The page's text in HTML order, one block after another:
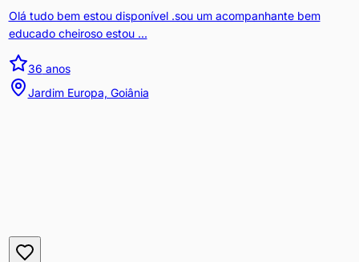
Olá tudo bem estou disponível .sou um acompanhante bem
educado cheiroso estou ...
36 anos
Jardim Europa, Goiânia